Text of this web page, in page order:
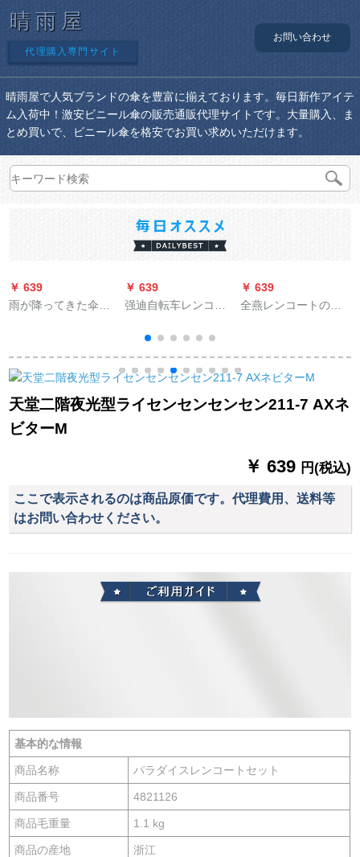
晴雨屋
代理購入専門サイト
お問い合わせ
晴雨屋で人気ブランドの傘を豊富に揃えております。毎日新作アイテ
ム入荷中！激安ビニール傘の販売通販代理サイトです。大量購入、ま
とめ買いで、ビニール傘を格安でお買い求めいただけます。
￥ 639
雨が降ってきた伞の
を印刷して自动的に2
人を风と雨を防ぐこ
とを强化します。
￥ 639
强迪自転车レンコー
男女フューシの大き
な帽子のつばは反射
板が长くなっていま
スを共有します。
￥ 639
全燕レンコートの电
が足を覆うつばさを
厚くして、シングペ
チーペア-チベット青
天堂二階夜光型ライセンセンセンセン211-7 AXネ
ビターM
￥ 639 円(税込)
ここで表示されるのは商品原価です。代理費用、送料等
はお問い合わせください。
基本的な情報
商品名称 パラダイスレンコートセット
商品番号 4821126
商品毛重量 1.1 kg
商品の産地 浙江